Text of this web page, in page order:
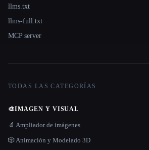
llms.txt
llms-full.txt
MCP server
TODAS LAS CATEGORÍAS
🎨IMAGEN Y VISUAL
🔬 Ampliador de imágenes
🎲 Animación y Modelado 3D